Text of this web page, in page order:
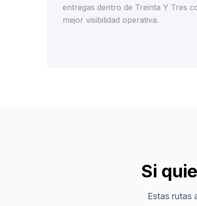
entregas dentro de Treinta Y Tres
mejor visibilidad operativa.
Si
Estas rutas